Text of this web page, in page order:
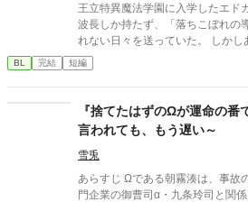
王立特異魔法学園に入学したエド
波長しか持たず、「落ちこぼれの
れない日々を送っていた。 しか
園で最も恐れられる最強の戦闘魔
ンの秘密を知ってしまう。 強大す
底知れぬ静かな波長は、世界で
とができるものだった。 「お前は
だ」 痛みを癒やしたことで、冷酷
執着と溺愛を向けられるように
鳴する、極上の救済と溺愛の学園ファンタジ
ースをベースにした独自設定（特
BL 完結 短編
『捨てたはずのΩが運命の番
言われても、もう遅い～
雪兎
あらすじ Ωである朝霧湊は、事故のような一夜をきっかけに、名
門企業の御曹司α・九条玲司と関係を持つ。 しかし